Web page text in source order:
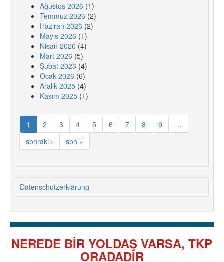
Ağustos 2026 (1)
Temmuz 2026 (2)
Haziran 2026 (2)
Mayıs 2026 (1)
Nisan 2026 (4)
Mart 2026 (5)
Şubat 2026 (4)
Ocak 2026 (6)
Aralık 2025 (4)
Kasım 2025 (1)
1 2 3 4 5 6 7 8 9
…
sonraki ›
son »
Datenschutzerklärung
NEREDE BİR YOLDAŞ VARSA, TKP
ORADADIR